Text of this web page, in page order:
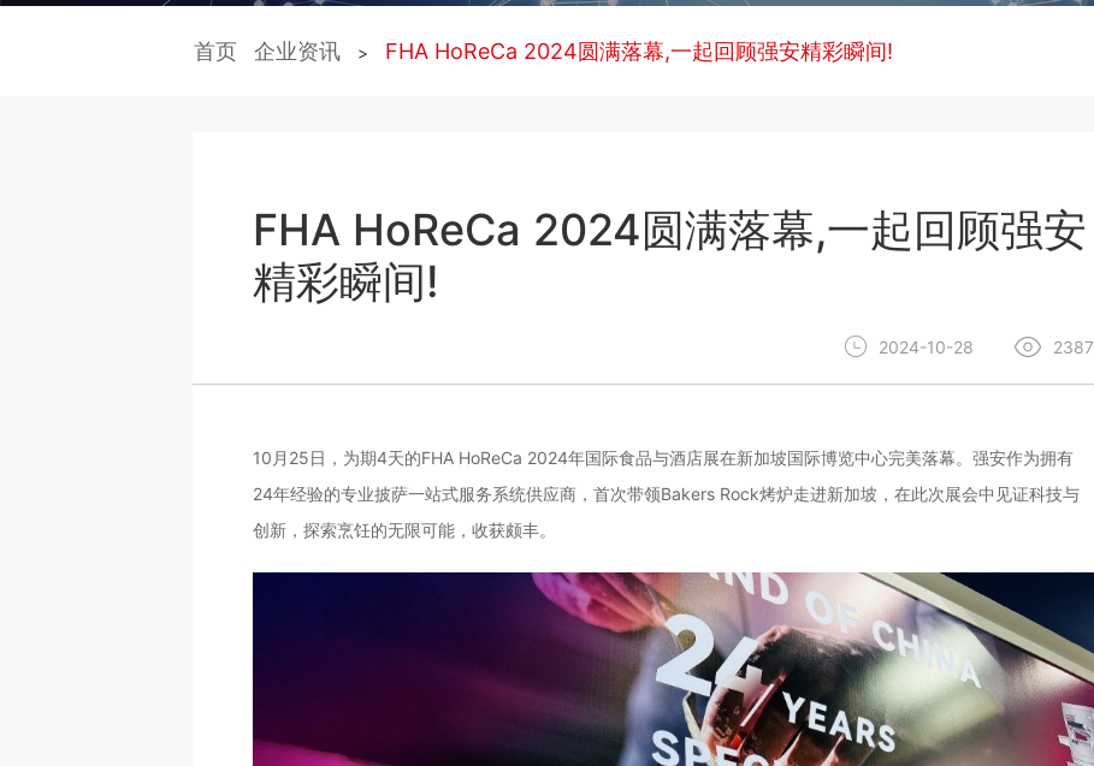
首页 企业资讯 > FHA HoReCa 2024圆满落幕,一起回顾强安精彩瞬间!
FHA HoReCa 2024圆满落幕,一起回顾强安
精彩瞬间!
2024-10-28 2387
10月25日，为期4天的FHA HoReCa 2024年国际食品与酒店展在新加坡国际博览中心完美落幕。强安作为拥有
24年经验的专业披萨一站式服务系统供应商，首次带领Bakers Rock烤炉走进新加坡，在此次展会中见证科技与
创新，探索烹饪的无限可能，收获颇丰。